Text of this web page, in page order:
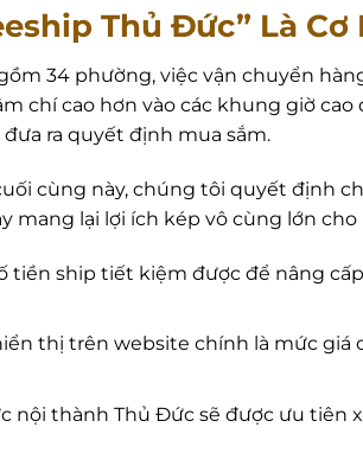
Thủ Đức” Là Cơ
34 phường, việc vận chuyển
chí cao hơn vào các khung giờ
ra quyết định mua sắm.
cùng này, chúng tôi quyết định
mang lại lợi ích kép vô cùng lớn cho
tiền ship tiết kiệm được để nâng
thị trên website chính là mức giá
thành Thủ Đức sẽ được ưu tiên